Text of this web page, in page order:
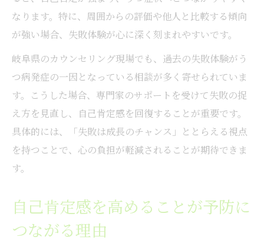
なります。特に、周囲からの評価や他人と比較する傾向
が強い場合、失敗体験が心に深く刻まれやすいです。
岐阜県のカウンセリング現場でも、過去の失敗体験がう
つ病発症の一因となっている相談が多く寄せられていま
す。こうした場合、専門家のサポートを受けて失敗の捉
え方を見直し、自己肯定感を回復することが重要です。
具体的には、「失敗は成長のチャンス」ととらえる視点
を持つことで、心の負担が軽減されることが期待できま
す。
自己肯定感を高めることが予防に
つながる理由